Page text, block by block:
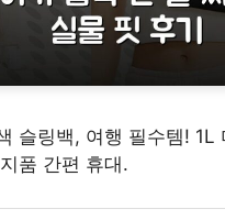
슬링백, 여행 필수템! 1L
품 간편 휴대.